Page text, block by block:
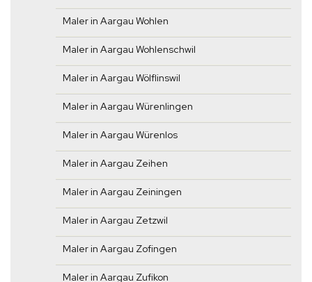
Maler in Aargau Wohlen
Maler in Aargau Wohlenschwil
Maler in Aargau Wölflinswil
Maler in Aargau Würenlingen
Maler in Aargau Würenlos
Maler in Aargau Zeihen
Maler in Aargau Zeiningen
Maler in Aargau Zetzwil
Maler in Aargau Zofingen
Maler in Aargau Zufikon